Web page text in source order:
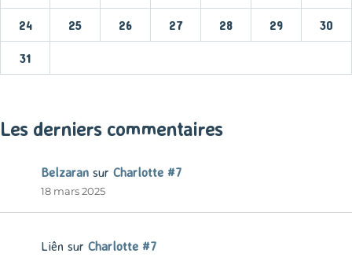
24 25 26 27 28 29 30
31
Les derniers commentaires
Belzaran sur Charlotte #7
18 mars 2025
Liên sur Charlotte #7